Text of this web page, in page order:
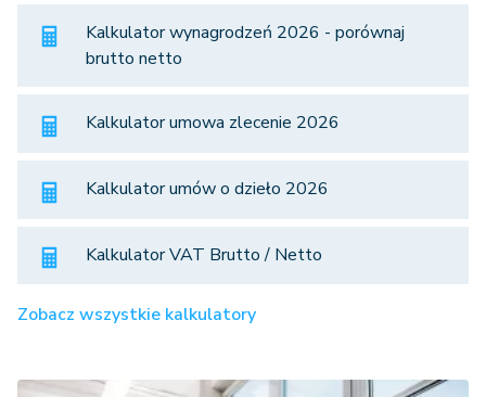
Kalkulator wynagrodzeń 2026 - porównaj
brutto netto
Kalkulator umowa zlecenie 2026
Kalkulator umów o dzieło 2026
Kalkulator VAT Brutto / Netto
Zobacz wszystkie kalkulatory